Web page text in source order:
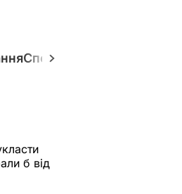
Спецпроєкти
б від